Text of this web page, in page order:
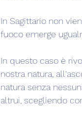
In Sagittario non
fuoco emerge
In questo caso è
nostra natura,
natura senza
altrui, scegliendo